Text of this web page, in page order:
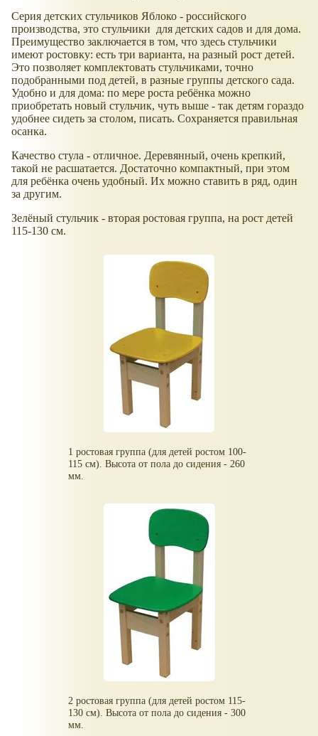
Серия детских стульчиков Яблоко - российского
производства, это стульчики для детских садов и для дома.
Преимущество заключается в том, что здесь стульчики
имеют ростовку: есть три варианта, на разный рост детей.
Это позволяет комплектовать стульчиками, точно
подобранными под детей, в разные группы детского сада.
Удобно и для дома: по мере роста ребёнка можно
приобретать новый стульчик, чуть выше - так детям гораздо
удобнее сидеть за столом, писать. Сохраняется правильная
осанка.
Качество стула - отличное. Деревянный, очень крепкий,
такой не расшатается. Достаточно компактный, при этом
для ребёнка очень удобный. Их можно ставить в ряд, один
за другим.
Зелёный стульчик - вторая ростовая группа, на рост детей
115-130 см.
1 ростовая группа (для детей ростом 100-
115 см). Высота от пола до сидения - 260
мм.
2 ростовая группа (для детей ростом 115-
130 см). Высота от пола до сидения - 300
мм.